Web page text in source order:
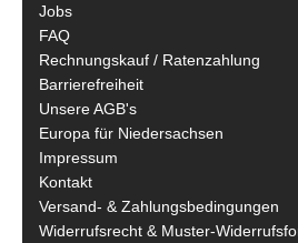
Jobs
FAQ
Rechnungskauf / Ratenzahlung
Barrierefreiheit
Unsere AGB's
Europa für Niedersachsen
Impressum
Kontakt
Versand- & Zahlungsbedingungen
Widerrufsrecht & Muster-